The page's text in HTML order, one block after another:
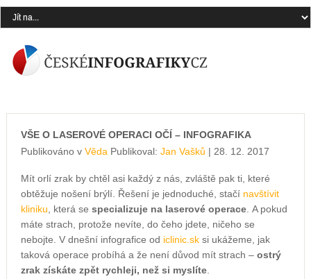
VŠE O LASEROVÉ OPERACI OČÍ – INFOGRAFIKA
Publikováno v Věda Publikoval: Jan Vašků | 28. 12. 2017
Mít orlí zrak by chtěl asi každý z nás, zvláště pak ti, které
obtěžuje nošení brýlí. Řešení je jednoduché, stačí navštívit
kliniku , která se specializuje na laserové operace. A pokud
máte strach, protože nevíte, do čeho jdete, ničeho se
nebojte. V dnešní infografice od iclinic.sksi ukážeme, jak
taková operace probíhá a že není důvod mít strach – ostrý
zrak získáte zpět rychleji, než si myslíte.